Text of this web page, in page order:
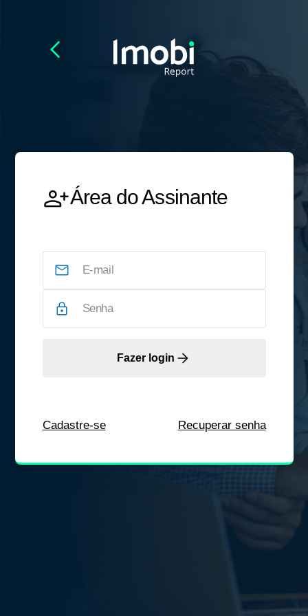
Área do Assinante
Fazer login
Cadastre-se Recuperar senha